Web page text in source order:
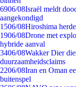
6906/08Israël meldt
aangekondigd
1506/08Hiroshima
1906/08Drone met
hybride aanval
3406/08Wakker Dier
duurzaamheidsclaims
2206/08Iran en Oman
buitenspel